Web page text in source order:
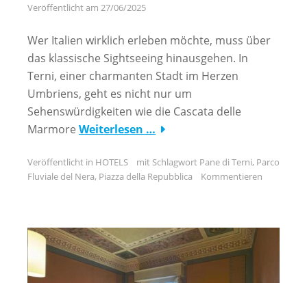
Veröffentlicht am 27/06/2025
Wer Italien wirklich erleben möchte, muss über
das klassische Sightseeing hinausgehen. In
Terni, einer charmanten Stadt im Herzen
Umbriens, geht es nicht nur um
Sehenswürdigkeiten wie die Cascata delle
Marmore Weiterlesen …
Veröffentlicht in HOTELS mit Schlagwort Pane di Terni, Parco
Fluviale del Nera, Piazza della Repubblica Kommentieren